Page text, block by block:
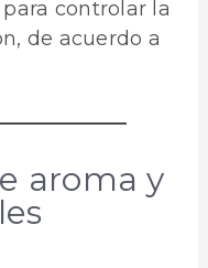
para controlar la
de acuerdo a
aroma y